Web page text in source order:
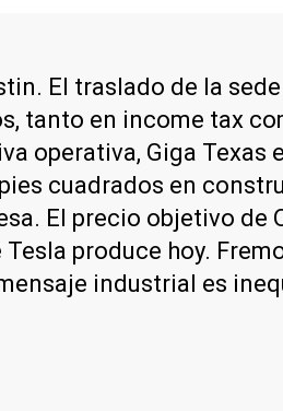
El traslado de la
tanto en income tax
operativa, Giga Texas
cuadrados en
El precio objetivo de
produce hoy.
industrial es